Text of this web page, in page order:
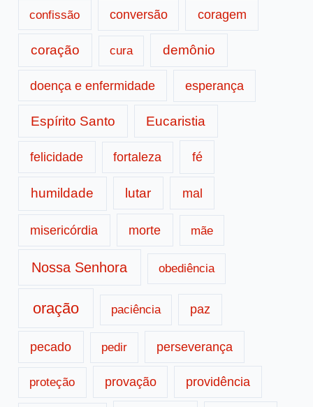
confissão conversão coragem
coração cura demônio
doença e enfermidade esperança
Espírito Santo Eucaristia
felicidade fortaleza fé
humildade lutar mal
misericórdia morte mãe
Nossa Senhora obediência
oração paciência paz
pecado pedir perseverança
proteção provação providência